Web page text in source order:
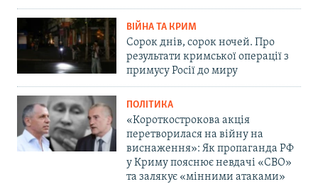
ВІЙНА ТА КРИМ
Сорок днів, сорок ночей. Про
результати кримської операції з
примусу Росії до миру
ПОЛІТИКА
«Короткострокова акція
перетворилася на війну на
виснаження»: Як пропаганда РФ
у Криму пояснює невдачі «СВО»
та залякує «мінними атаками»